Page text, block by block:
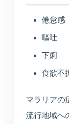
倦怠感
嘔吐
下痢
食欲不
マラリアの
流行地域へ